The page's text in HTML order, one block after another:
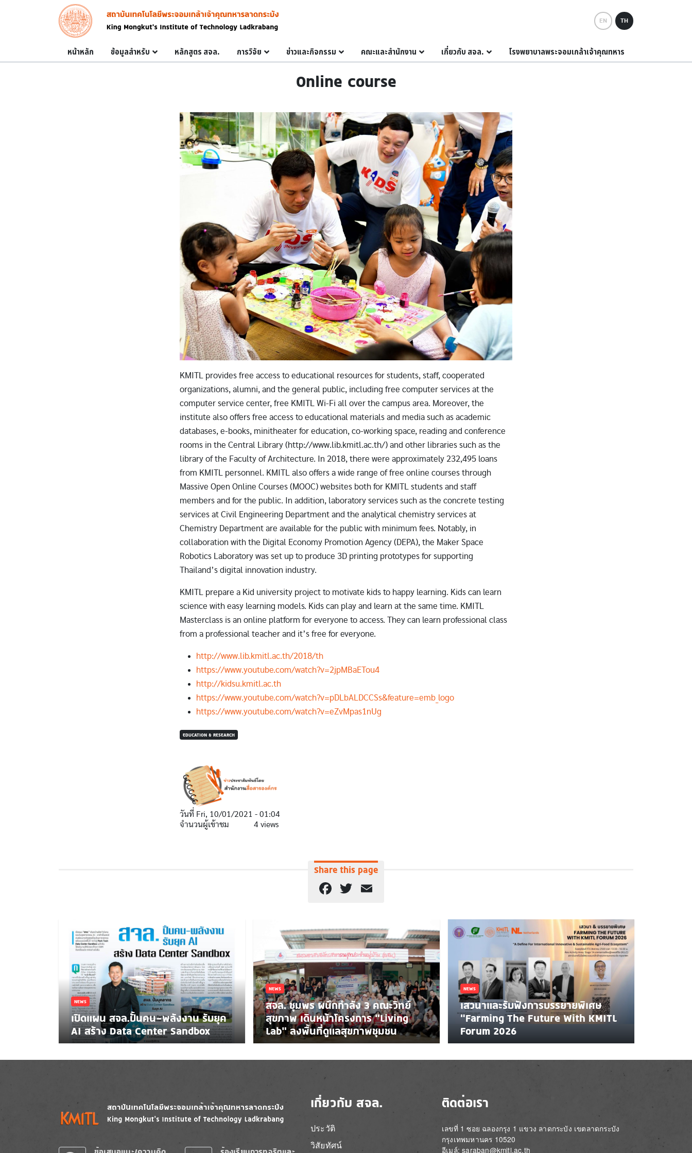
Skip to main content
Image
EN TH
Main navigation
หน้าหลัก ข้อมูลสำหรับ หลักสูตร สจล. การวิจัย ข่าวและกิจกรรม คณะและสำนักงาน เกี่ยวกับ สจล. โรงพยาบาลพระจอมเกล้าเจ้าคุณทหาร
Online course
KMITL provides free access to educational resources for students, staff, cooperated
organizations, alumni, and the general public, including free computer services at the
computer service center, free KMITL Wi-Fi all over the campus area. Moreover, the
institute also offers free access to educational materials and media such as academic
databases, e-books, minitheater for education, co-working space, reading and conference
rooms in the Central Library (http://www.lib.kmitl.ac.th/) and other libraries such as the
library of the Faculty of Architecture. In 2018, there were approximately 232,495 loans
from KMITL personnel. KMITL also offers a wide range of free online courses through
Massive Open Online Courses (MOOC) websites both for KMITL students and staff
members and for the public. In addition, laboratory services such as the concrete testing
services at Civil Engineering Department and the analytical chemistry services at
Chemistry Department are available for the public with minimum fees. Notably, in
collaboration with the Digital Economy Promotion Agency (DEPA), the Maker Space
Robotics Laboratory was set up to produce 3D printing prototypes for supporting
Thailand’s digital innovation industry.
KMITL prepare a Kid university project to motivate kids to happy learning. Kids can learn
science with easy learning models. Kids can play and learn at the same time. KMITL
Masterclass is an online platform for everyone to access. They can learn professional class
from a professional teacher and it’s free for everyone.
http://www.lib.kmitl.ac.th/2018/th
https://www.youtube.com/watch?v=2jpMBaETou4
http://kidsu.kmitl.ac.th
https://www.youtube.com/watch?v=pDLbALDCCSs&feature=emb_logo
https://www.youtube.com/watch?v=eZvMpas1nUg
EDUCATION & RESEARCH
วันที่ Fri, 10/01/2021 - 01:04
จำนวนผู้เข้าชม
4 views
Share this page
Facebook
Twitter
NEWS
เปิดแผน สจล.ปั้นคน-พลังงาน รับยุค
AI สร้าง Data Center Sandbox
NEWS
สจล. ชุมพร ผนึกกำลัง 3 คณะวิทย์
สุขภาพ เดินหน้าโครงการ “Living
Lab” ลงพื้นที่ดูแลสุขภาพชุมชน
NEWS
เสวนาและรับฟังการบรรยายพิเศษ
"Farming The Future With KMITL
Forum 2026
Image Image เกี่ยวกับ สจล.
ประวัติ
วิสัยทัศน์
ติดต่อเรา
เลขที่ 1 ซอย ฉลองกรุง 1 แขวง ลาดกระบัง เขตลาดกระบัง
กรุงเทพมหานคร 10520
อีเมล์: saraban@kmitl.ac.th